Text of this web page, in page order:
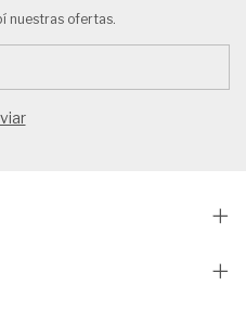
nuestras ofertas.